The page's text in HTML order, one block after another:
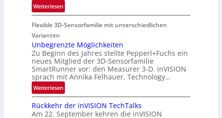
u
a
u
m
f
a
h
r
t
o
n
Weiterlesen:
P
a
t
n
e
r
s
c
h
a
Flexible 3D-Sensorfamilie mit unterschiedlichen
Varianten
Unbegrenzte Möglichkeiten
Zu Beginn des Jahres stellte Pepperl+Fuchs ein
neues Mitglied der 3D-Sensorfamilie
SmartRunner vor: den Measurer 3-D. inVISION
sprach mit Annika Felhauer, Technology…
Weiterlesen:
U
n
b
Rückkehr der inVISION TechTalks
Am 22. September kehren die inVISION